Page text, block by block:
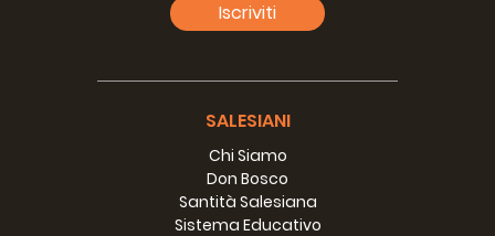
controllo in un’ottica di protezione dell’ambiente,
ricerca, sicurezza alimentare e salute pubblica.
e delle altre forme di vita acquatica. Anche in questo
gli studenti alternano tecniche tradizionali e moderne
Infine, non va trascurata la formazione
Iscriviti
SALESIANI
Chi Siamo
Don Bosco
Santità Salesiana
Sistema Educativo